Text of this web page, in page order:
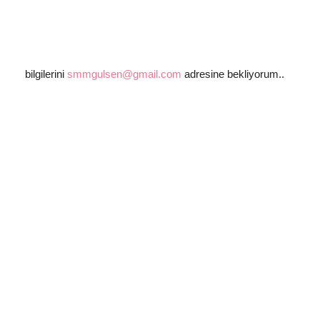
bilgilerini smmgulsen@gmail.com adresine bekliyorum..